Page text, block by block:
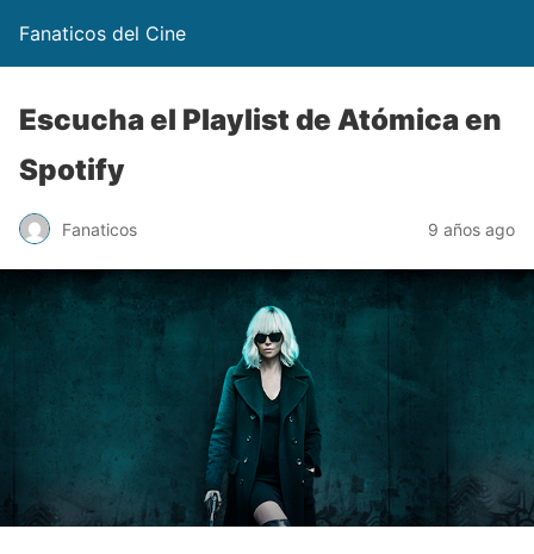
Fanaticos del Cine
Escucha el Playlist de Atómica en
Spotify
Fanaticos 9 años ago